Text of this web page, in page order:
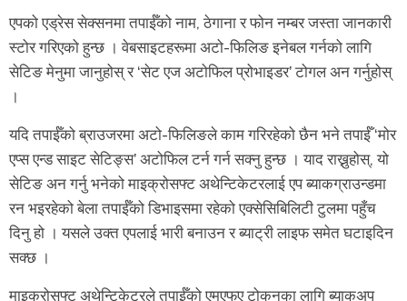
एपको एड्रेस सेक्सनमा तपाईँको नाम, ठेगाना र फोन नम्बर जस्ता जानकारी
स्टोर गरिएको हुन्छ । वेबसाइटहरूमा अटो-फिलिङ इनेबल गर्नको लागि
सेटिङ मेनुमा जानुहोस् र ‘सेट एज अटोफिल प्रोभाइडर’ टोगल अन गर्नुहोस्
।
यदि तपाईँको ब्राउजरमा अटो-फिलिङले काम गरिरहेको छैन भने तपाईँ ‘मोर
एप्स एन्ड साइट सेटिङ्स’ अटोफिल टर्न गर्न सक्नु हुन्छ । याद राख्नुहोस्, यो
सेटिङ अन गर्नु भनेको माइक्रोसफ्ट अथेन्टिकेटरलाई एप ब्याकग्राउन्डमा
रन भइरहेको बेला तपाईँको डिभाइसमा रहेको एक्सेसिबिलिटी टुलमा पहुँच
दिनु हो । यसले उक्त एपलाई भारी बनाउन र ब्याट्री लाइफ समेत घटाइदिन
सक्छ ।
माइक्रोसफ्ट अथेन्टिकेटरले तपाईँको एमएफए टोकनका लागि ब्याकअप